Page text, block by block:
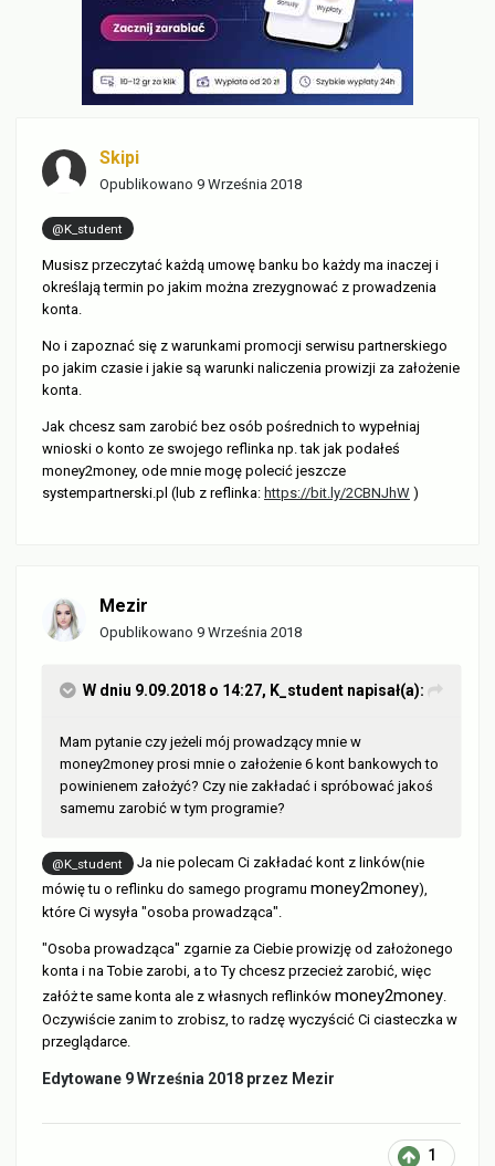
Skipi
Opublikowano 9 Września 2018
@K_student
Musisz przeczytać każdą umowę banku bo każdy ma inaczej i
określają termin po jakim można zrezygnować z prowadzenia
konta.
No i zapoznać się z warunkami promocji serwisu partnerskiego
po jakim czasie i jakie są warunki naliczenia prowizji za założenie
konta.
Jak chcesz sam zarobić bez osób pośrednich to wypełniaj
wnioski o konto ze swojego reflinka np. tak jak podałeś
money2money, ode mnie mogę polecić jeszcze
systempartnerski.pl (lub z reflinka: https://bit.ly/2CBNJhW )
Mezir
Opublikowano 9 Września 2018
W dniu 9.09.2018 o 14:27, K_student napisał(a):
Mam pytanie czy jeżeli mój prowadzący mnie w
money2money prosi mnie o założenie 6 kont bankowych to
powinienem założyć? Czy nie zakładać i spróbować jakoś
samemu zarobić w tym programie?
@K_student
Ja nie polecam Ci zakładać kont z linków(nie
mówię tu o reflinku do samego programu money2money),
które Ci wysyła "osoba prowadząca".
"Osoba prowadząca" zgarnie za Ciebie prowizję od założonego
konta i na Tobie zarobi, a to Ty chcesz przecież zarobić, więc
załóż te same konta ale z własnych reflinków money2money
Oczywiście zanim to zrobisz, to radzę wyczyścić Ci ciasteczka w
przeglądarce.
Edytowane 9 Września 2018 przez Mezir
1